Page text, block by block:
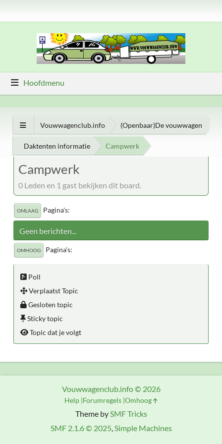
Hoofdmenu
Vouwwagenclub.info (Openbaar)De vouwwagen
Daktenten informatie Campwerk
Campwerk
0 Leden en 1 gast bekijken dit board.
OMLAAG Pagina's
Geen berichten...
OMHOOG Pagina's
Poll
Verplaatst Topic
Gesloten topic
Sticky topic
Topic dat je volgt
Theme bySMF Tricks
SMF 2.1.6 © 2025,Simple Machines
Vouwwagenclub.info © 2026
Help Forumregels Omhoog